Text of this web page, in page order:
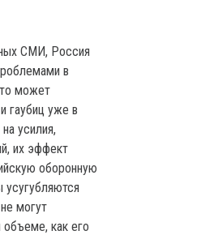
СМИ, Россия
в
может
гаубиц уже в
усилия,
их эффект
оборонную
могут
как его